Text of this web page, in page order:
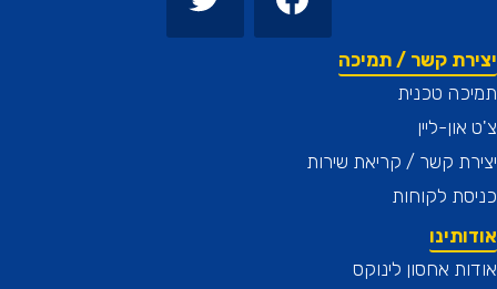
קשר / תמיכה
טכנית
ליין
קשר / קריאת שירות
לקוחות
אחסון לינוקס